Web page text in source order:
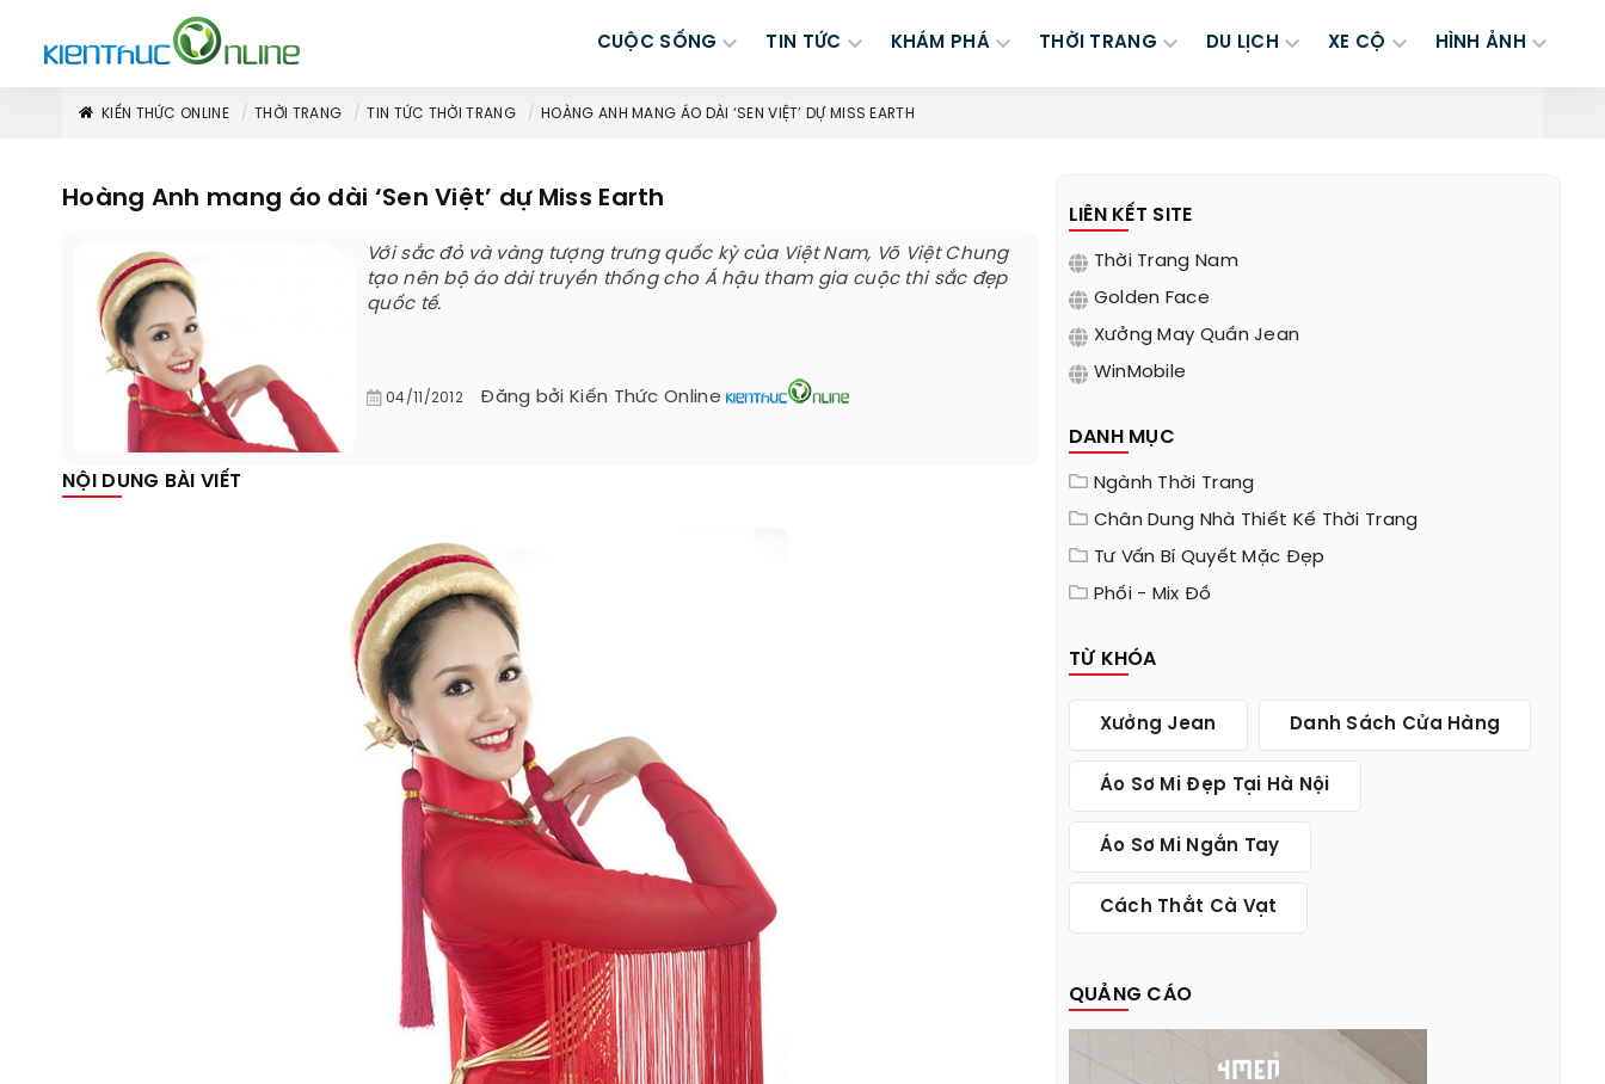
CUỘC SỐNG TIN TỨC KHÁM PHÁ THỜI TRANG DU LỊCH XE CỘ HÌNH ẢNH
KIẾN THỨC ONLINE THỜI TRANG TIN TỨC THỜI TRANG HOÀNG ANH MANG ÁO DÀI ‘SEN VIỆT’ DỰ MISS EARTH
Hoàng Anh mang áo dài ‘Sen Việt’ dự Miss Earth
Với sắc đỏ và vàng tượng trưng quốc kỳ của Việt Nam, Võ Việt Chung
tạo nên bộ áo dài truyền thống cho Á hậu tham gia cuộc thi sắc đẹp
quốc tế.
04/11/2012 Đăng bởi Kiến Thức Online
NỘI DUNG BÀI VIẾT
LIÊN KẾT SITE
Thời Trang Nam
Golden Face
Xưởng May Quần Jean
WinMobile
DANH MỤC
Ngành Thời Trang
Chân Dung Nhà Thiết Kế Thời Trang
Tư Vấn Bí Quyết Mặc Đẹp
Phối - Mix Đồ
TỪ KHÓA
Xưởng Jean Danh Sách Cửa Hàng
Áo Sơ Mi Đẹp Tại Hà Nội
Áo Sơ Mi Ngắn Tay
Cách Thắt Cà Vạt
QUẢNG CÁO